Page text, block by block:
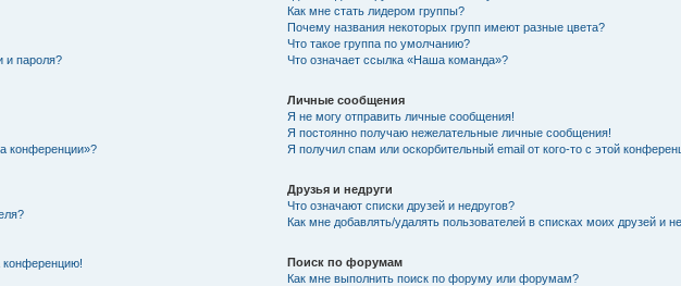
и пароля?
конференции»?
конференцию!
Как мне стать лидером группы?
Почему названия некоторых групп имеют разные цвета?
Что такое группа по умолчанию?
Что означает ссылка «Наша команда»?
Личные сообщения
Я не могу отправить личные сообщения!
Я постоянно получаю нежелательные личные сообщения!
Я получил спам или оскорбительный email от кого-то с этой
Друзья и недруги
Что означают списки друзей и недругов?
Как мне добавлять/удалять пользователей в списках моих друзей и
Поиск по форумам
Как мне выполнить поиск по форуму или форумам?